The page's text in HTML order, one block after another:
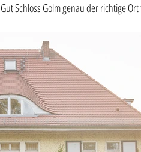
Schloss Golm genau der richtige